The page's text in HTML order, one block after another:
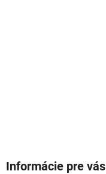
Informácie pre vás